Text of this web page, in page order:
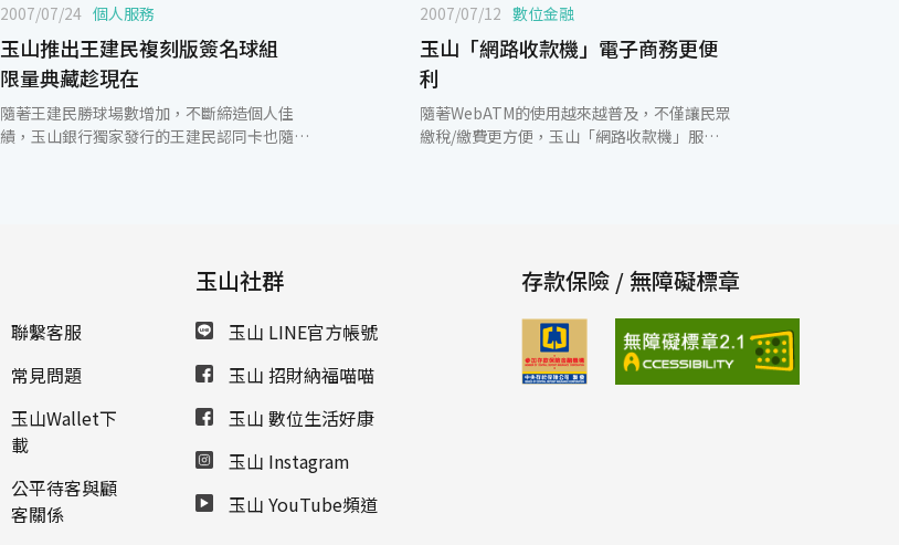
2007/07/24 個人服務
玉山推出王建民複刻版簽名球組
限量典藏趁現在
隨著王建民勝球場數增加，不斷締造個人佳
績，玉山銀行獨家發行的王建民認同卡也隨之
玉山銀行表示，為讓球迷珍藏更多王建民相關
紀念產品，玉山獨家推出台灣之光典藏禮，白
金卡首刷即可擁有王建民「大聯盟生涯首勝紀
念」複刻版簽名球一顆(限量3萬顆)、金卡首刷
即送王建民「大聯盟生涯首勝紀念」複刻版簽
名球鑰匙圈一個、普卡首刷則送王建民珍藏海
報一套；除此，2007/9/30前，只要刷卡消費
單筆滿999元(含)以上達10次或累積消費金額
達5萬元(含)以上，還可擁有王建民「亞洲勝投
王紀念」複刻版簽名球，除此，未來將再發行
一款主題版限量複刻版簽名球，一組共三款，
2007/07/12 數位金融
玉山「網路收款機」電子商務更便
利
隨著WebATM的使用越來越普及，不僅讓民眾
繳稅/繳費更方便，玉山「網路收款機」服務
人或任何有收款需要者，皆可輕鬆免費享有個
人化的晶片金融卡線上收款服務。玉山銀行表
示，網路收款機之「通訊欄」服務結合
WebATM與傳統郵局劃撥單「通訊欄」的特
色，猶如一張網路劃撥單，只要收付雙方擁有
讀卡機與任一家銀行的晶片金融卡，就可透過
聯繫客服
常見問題
玉山Wallet下
載
公平待客與顧
客關係
玉山社群
玉山 LINE官方帳號
玉山 招財納福喵喵
玉山 數位生活好康
玉山 Instagram
玉山 YouTube頻道
存款保險 / 無障礙標章